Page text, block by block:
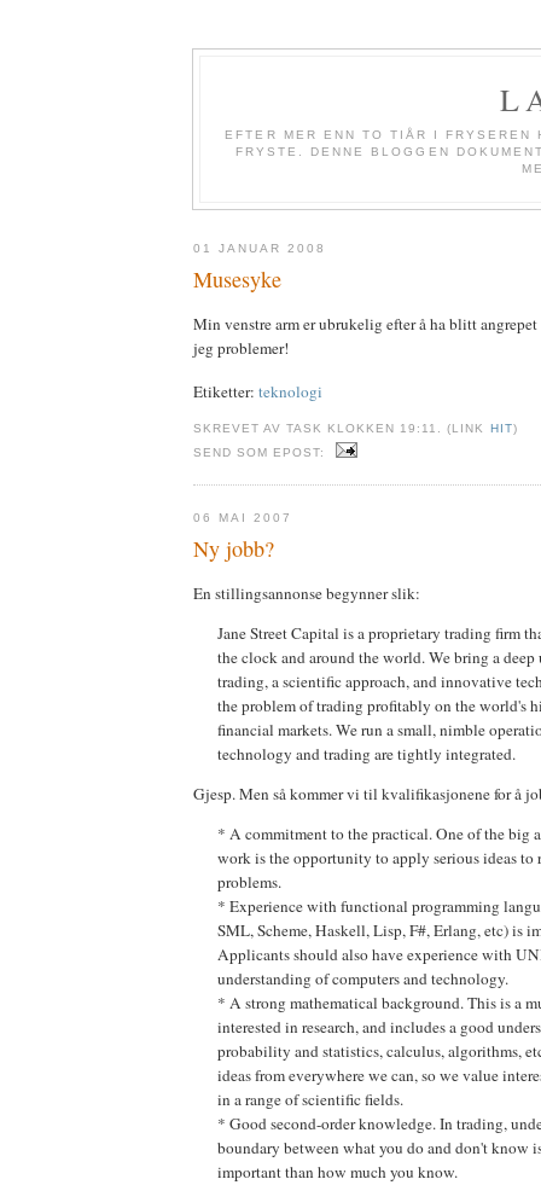
EFTER MER ENN TO TIÅR I
FRYSTE. DENNE BLOGGEN
01 JANUAR 2008
Musesyke
Min venstre arm er ubrukelig efter å ha blitt angrepet
jeg problemer!
Etiketter: teknologi
SKREVET AV TASK KLOKKEN 19:11. (LINK HIT)
SEND SOM EPOST:
06 MAI 2007
Ny jobb?
En stillingsannonse begynner slik:
Jane Street Capital is a proprietary trading firm
the clock and around the world. We bring a
trading, a scientific approach, and innovative
the problem of trading profitably on the world's
financial markets. We run a small, nimble
technology and trading are tightly integrated.
Gjesp. Men så kommer vi til kvalifikasjonene for å
* A commitment to the practical. One of the big
work is the opportunity to apply serious ideas to
problems.
* Experience with functional programming
SML, Scheme, Haskell, Lisp, F#, Erlang, etc) is
Applicants should also have experience with
understanding of computers and technology.
* A strong mathematical background. This is a
interested in research, and includes a good
probability and statistics, calculus, algorithms,
ideas from everywhere we can, so we value
in a range of scientific fields.
* Good second-order knowledge. In trading,
boundary between what you do and don't know
important than how much you know.